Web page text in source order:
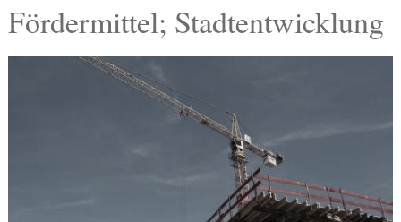
Kultur
Fördermittel; Stadtentwicklung